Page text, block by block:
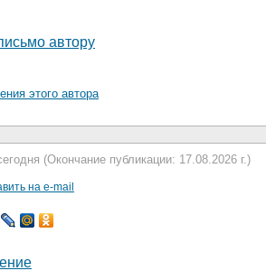
автору
этого автора
(Окончание публикации: 17.08.2026 г.)
на e-mail